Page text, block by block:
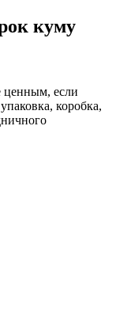
куму
ценным, если
коробка,